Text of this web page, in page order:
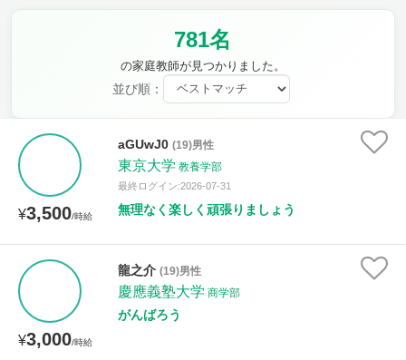
781名
の家庭教師が見つかりました。
並び順：
¥3,500/時給
aGUwJ0 (19)男性
東京大学 教養学部
最終ログイン:2026-07-31
無理なく楽しく頑張りましょう
¥3,000/時給
龍之介 (19)男性
慶應義塾大学 商学部
がんばろう
教科
現代文 古典
公民 芸術 音楽 保健体育
時給：¥1,000 ～ ¥10,000
授業可能日
月曜日 火曜日 水曜日 木曜日
土曜日